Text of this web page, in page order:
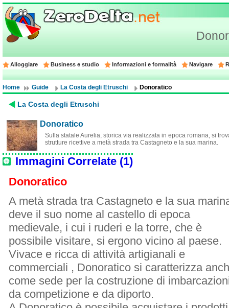
Alloggiare Business e studio Informazioni e formalità Navigare
Home Guide La Costa degli Etruschi Donoratico
La Costa degli Etruschi
Donoratico
Sulla statale Aurelia, storica via realizzata in epoca romana, si
strutture ricettive a metà strada tra Castagneto e la sua marina.
Immagini Correlate (1)
Donoratico
A metà strada tra Castagneto e la sua
deve il suo nome al castello di epoca
medievale, i cui i ruderi e la torre, che è
possibile visitare, si ergono vicino al paese.
Vivace e ricca di attività artigianali e
commerciali , Donoratico si caratterizza
come sede per la costruzione di
da competizione e da diporto.